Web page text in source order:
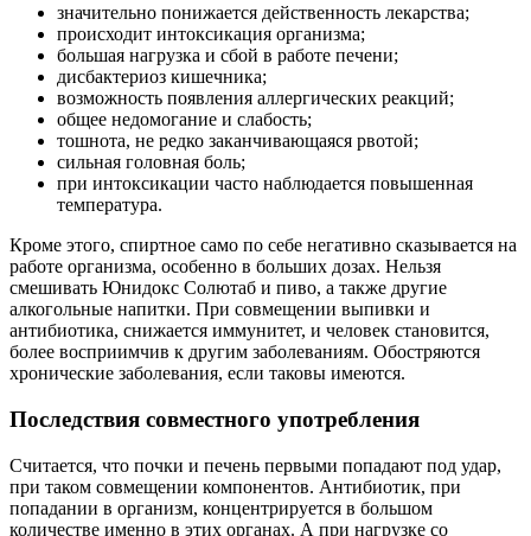
значительно понижается действенность лекарства;
происходит интоксикация организма;
большая нагрузка и сбой в работе печени;
дисбактериоз кишечника;
возможность появления аллергических реакций;
общее недомогание и слабость;
тошнота, не редко заканчивающаяся рвотой;
сильная головная боль;
при интоксикации часто наблюдается повышенная
температура.
Кроме этого, спиртное само по себе негативно сказывается на
работе организма, особенно в больших дозах. Нельзя
смешивать Юнидокс Солютаб и пиво, а также другие
алкогольные напитки. При совмещении выпивки и
антибиотика, снижается иммунитет, и человек становится,
более восприимчив к другим заболеваниям. Обостряются
хронические заболевания, если таковы имеются.
Последствия совместного употребления
Считается, что почки и печень первыми попадают под удар,
при таком совмещении компонентов. Антибиотик, при
попадании в организм, концентрируется в большом
количестве именно в этих органах. А при нагрузке со